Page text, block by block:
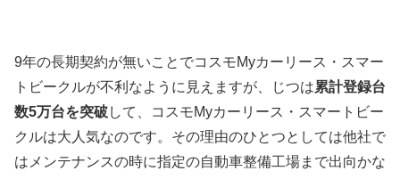
9年の長期契約が無いことでコスモMyカーリース・スマー
トビークルが不利なように見えますが、じつは累計登録台
数5万台を突破して、コスモMyカーリース・スマートビー
クルは大人気なのです。その理由のひとつとしては他社で
はメンテナンスの時に指定の自動車整備工場まで出向かな